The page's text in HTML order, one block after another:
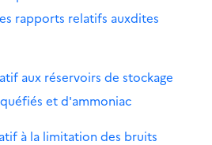
rapports relatifs auxdites
aux réservoirs de stockage
et d'ammoniac
à la limitation des bruits